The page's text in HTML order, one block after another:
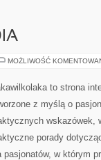
MOŻLIWOŚĆ
to strona
z myślą o
wskazówek,
porady
pasjonatów, w którym